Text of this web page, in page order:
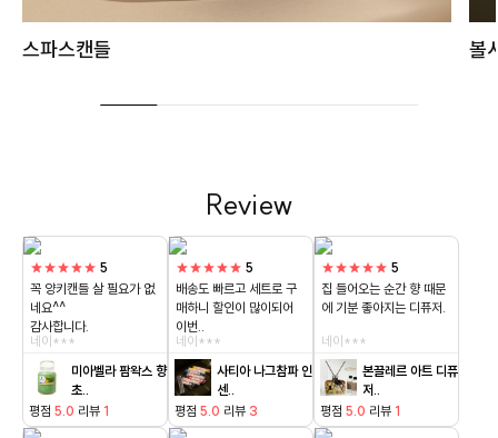
스파스캔들 볼
Review
★★★★★ 5
꼭 양키캔들 살 필요가 없
네요^^
감사합니다.
네이***
미아벨라 팜왁스 향
초..
평점5.0 리뷰 1
★★★★★ 5
배송도 빠르고 세트로 구
매하니 할인이 많이되어
이번..
네이***
사티아 나그참파 인
센..
평점5.0 리뷰 3
★★★★★ 5
집 들어오는 순간 향 때문
에 기분 좋아지는 디퓨저.
네이***
본끌레르 아트 디퓨
저..
평점5.0 리뷰 1